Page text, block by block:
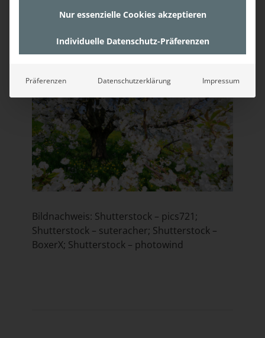
pflegt hat über viele Jahre Freude an ihnen.
Bildnachweis: Shutterstock – pics721;
Shutterstock – suteracher; Shutterstock –
BoxerX; Shutterstock – photowind
Nur essenzielle Cookies akzeptieren
Individuelle Datenschutz-Präferenzen
Präferenzen Datenschutzerklärung Impressum